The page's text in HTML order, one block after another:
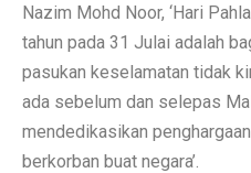
Nazim Mohd Noor, ‘Hari
tahun pada 31 Julai adalah
pasukan keselamatan tidak
ada sebelum dan selepas
mendedikasikan
berkorban buat negara’.